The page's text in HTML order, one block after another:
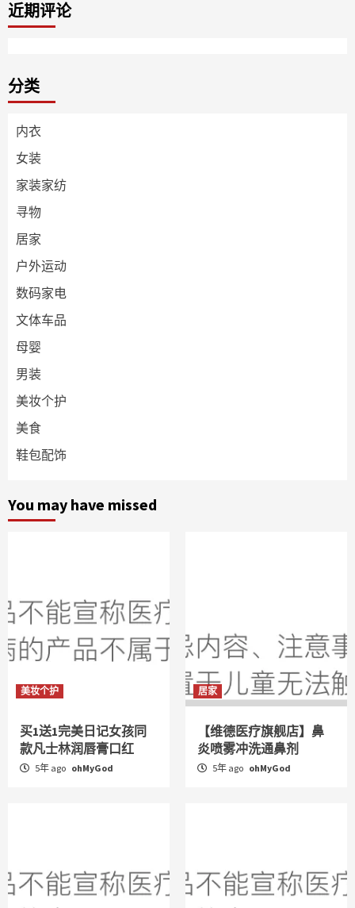
近期评论
分类
内衣
女装
家装家纺
寻物
居家
户外运动
数码家电
文体车品
母婴
男装
美妆个护
美食
鞋包配饰
You may have missed
美妆个护
买1送1完美日记女孩同
款凡士林润唇膏口红
5年 ago ohMyGod
居家
【维德医疗旗舰店】鼻
炎喷雾冲洗通鼻剂
5年 ago ohMyGod